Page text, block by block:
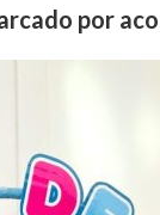
por